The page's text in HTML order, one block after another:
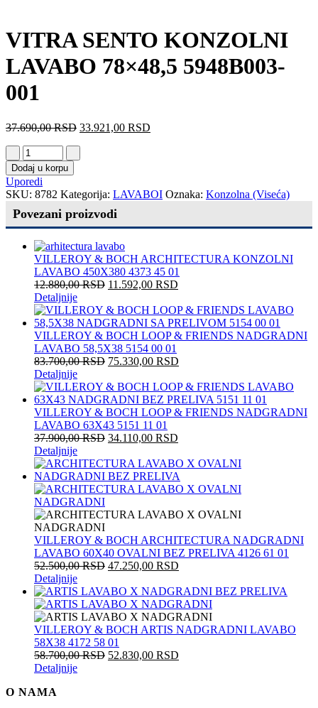
VITRA SENTO KONZOLNI
LAVABO 78×48,5 5948B003-
001
37.690,00RSD 33.921,00 RSD
Dodaj u korpu
Uporedi
SKU: 8782 Kategorija: LAVABOI Oznaka: Konzolna (Viseća)
Povezani proizvodi
VILLEROY & BOCH ARCHITECTURA KONZOLNI
LAVABO 450X380 4373 45 01
12.880,00RSD 11.592,00 RSD
Detaljnije
VILLEROY & BOCH LOOP & FRIENDS NADGRADNI
LAVABO 58,5X38 5154 00 01
83.700,00RSD 75.330,00 RSD
Detaljnije
VILLEROY & BOCH LOOP & FRIENDS NADGRADNI
LAVABO 63X43 5151 11 01
37.900,00RSD 34.110,00 RSD
Detaljnije
VILLEROY & BOCH ARCHITECTURA NADGRADNI
LAVABO 60X40 OVALNI BEZ PRELIVA 4126 61 01
52.500,00RSD 47.250,00 RSD
Detaljnije
VILLEROY & BOCH ARTIS NADGRADNI LAVABO
58X38 4172 58 01
58.700,00RSD 52.830,00 RSD
Detaljnije
O NAMA